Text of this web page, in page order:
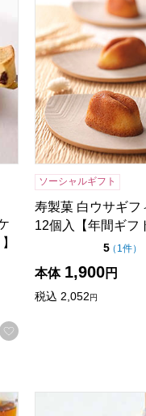
お気に入りに登録する
ソーシャルギフト
寿製菓 白ウサギフ
12個入【年間ギフ
5点（5
（ 1件の
）
本体 1,900円
税込 2,052円
個入)[MGL]【年間ギ
東京風月堂 ゴー